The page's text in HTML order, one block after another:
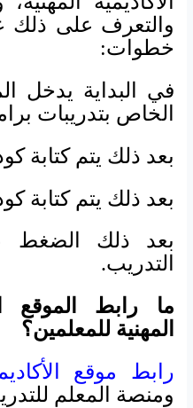
والتعرف على
خطوات:
في البداية يدخل
الخاص بتدريبات
بعد ذلك يتم كتابة
بعد ذلك يتم كتابة
بعد ذلك الضغط
التدريب.
ما رابط الموقع
المهنية للمعلمين؟
رابط موقع
ومنصة المعلم